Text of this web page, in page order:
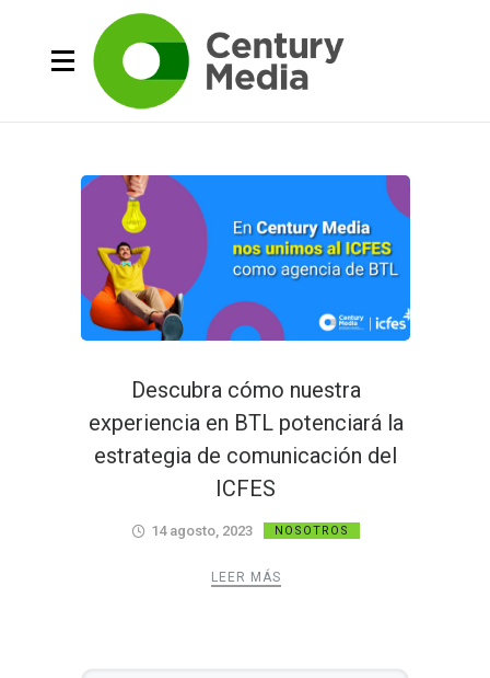
Descubra cómo nuestra
experiencia en BTL potenciará la
estrategia de comunicación del
ICFES
14 agosto, 2023 NOSOTROS
LEER MÁS